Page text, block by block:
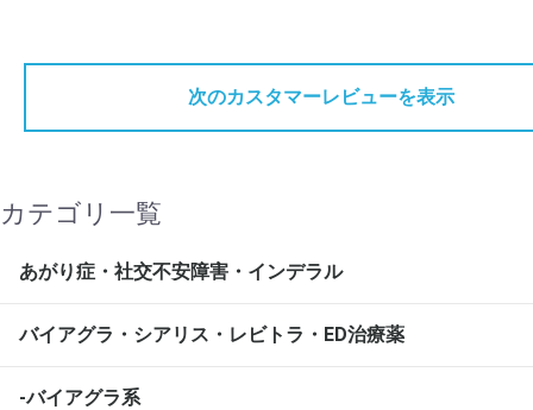
次のカスタマーレビューを表示
カテゴリ一覧
あがり症・社交不安障害・インデラル
バイアグラ・シアリス・レビトラ・ED治療薬
-バイアグラ系